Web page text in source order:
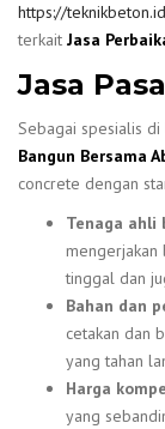
https://
terkait Jasa
Jasa
Sebagai spesialis
Bangun Bersama
concrete dengan
Tenaga ahli
tinggal dan
Bahan dan
cetakan dan
yang tahan
Harga
yang